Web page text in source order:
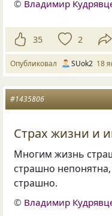
© Владимир
35 2
Опубликовал SUok2 18
#1435806
Страх жизни и
Многим жизнь
страшно
страшно.
© Владимир